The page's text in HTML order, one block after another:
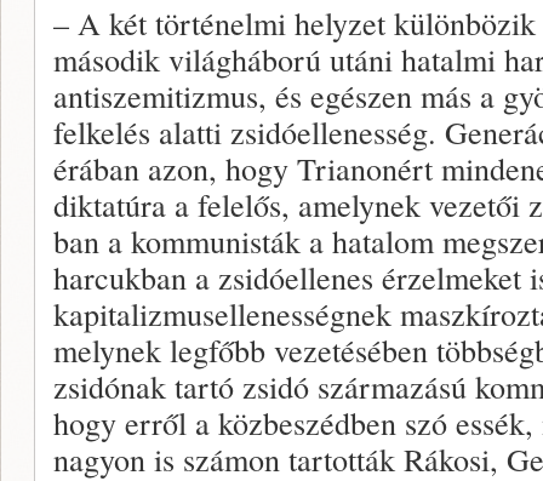
– A két történelmi helyzet
második világháború utáni hatalmi
antiszemitizmus, és egészen más a
felkelés alatti zsidóellenesség.
érában azon, hogy Trianonért
diktatúra a felelős, amelynek vezetői
ban a kommunisták a hatalom
harcukban a zsidóellenes érzelmeket
kapitalizmusellenességnek
melynek legfőbb vezetésében
zsidónak tartó zsidó származású
hogy erről a közbeszédben szó
nagyon is számon tartották Rákosi,